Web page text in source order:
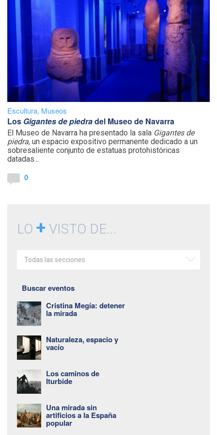
Escultura, Museos
Los Gigantes de piedradel Museo de Navarra
El Museo de Navarra ha presentado la sala Gigantes de
piedra, un espacio expositivo permanente dedicado a un
sobresaliente conjunto de estatuas protohistóricas
datadas...
0
LO + VISTO DE...
Todas las secciones
Buscar eventos
Cristina Megía: detener
la mirada
Naturaleza, espacio y
vacío
Los caminos de
Iturbide
Una mirada sin
artificios a la España
popular